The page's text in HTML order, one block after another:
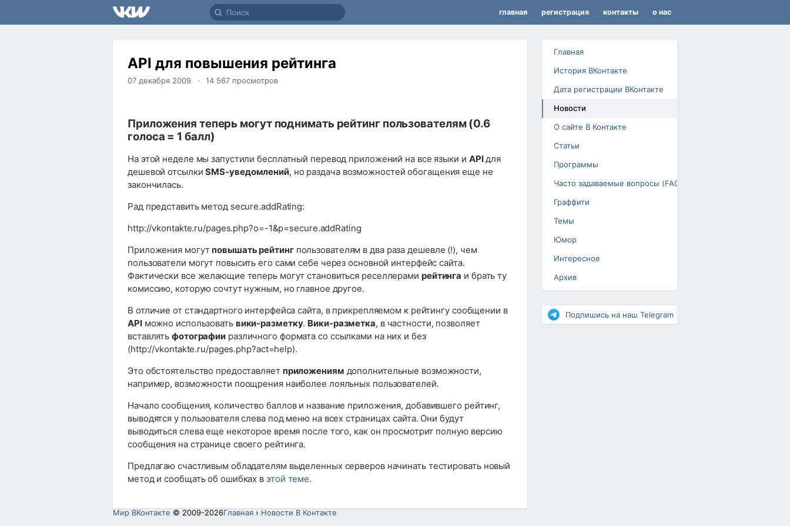
главная регистрация контакты о нас
Главная
История ВКонтакте
Дата регистрации ВКонтакте
Новости
О сайте В Контакте
Статьи
Программы
Часто задаваемые вопросы (FAQ)
Граффити
Темы
Юмор
Интересное
Архив
Повышение рейтинга
Подпишись на наш Telegram
API для повышения рейтинга
07 декабря 2009 14 567 просмотров
Приложения теперь могут поднимать рейтинг пользователям (0.6
голоса = 1 балл)
На этой неделе мы запустили бесплатный перевод приложений на все языки и APIдля
дешевой отсылкиSMS-уведомлений, но раздача возможностей обогащения еще не
закончилась.
Рад представить метод secure.addRating:
http://vkontakte.ru/pages.php?o=-1&p=secure.addRating
Приложения могут повышать рейтингпользователям в два раза дешевле (!), чем
пользователи могут повысить его сами себе через основной интерфейс сайта.
Фактически все желающие теперь могут становиться реселлерами рейтинга и брать ту
комиссию, которую сочтут нужным, но главное другое.
В отличие от стандартного интерфейса сайта, в прикрепляемом к рейтингу сообщении в
APIможно использовать вики-разметку. Вики-разметка, в частности, позволяет
вставлятьфотографии различного формата со ссылками на них и без
(http://vkontakte.ru/pages.php?act=help).
Это обстоятельство предоставляет приложениям дополнительные возможности,
например, возможности поощрения наиболее лояльных пользователей.
Начало сообщения, количество баллов и название приложения, добавившего рейтинг,
выводятся у пользователя слева под меню на всех страницах сайта. Они будут
выводиться слева еще некоторое время после того, как он просмотрит полную версию
сообщения на странице своего рейтинга.
Предлагаю счастливым обладателям выделенных серверов начинать тестировать новый
метод и сообщать об ошибках в этой теме.
Мир ВКонтакте © 2009-2026Главная › Новости В Контакте